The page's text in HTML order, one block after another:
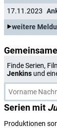
17.11.2023
weitere
Finde Serien,
Jenkins und
Serien mit
Produktionen